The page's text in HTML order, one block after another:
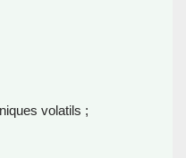
volatils ;